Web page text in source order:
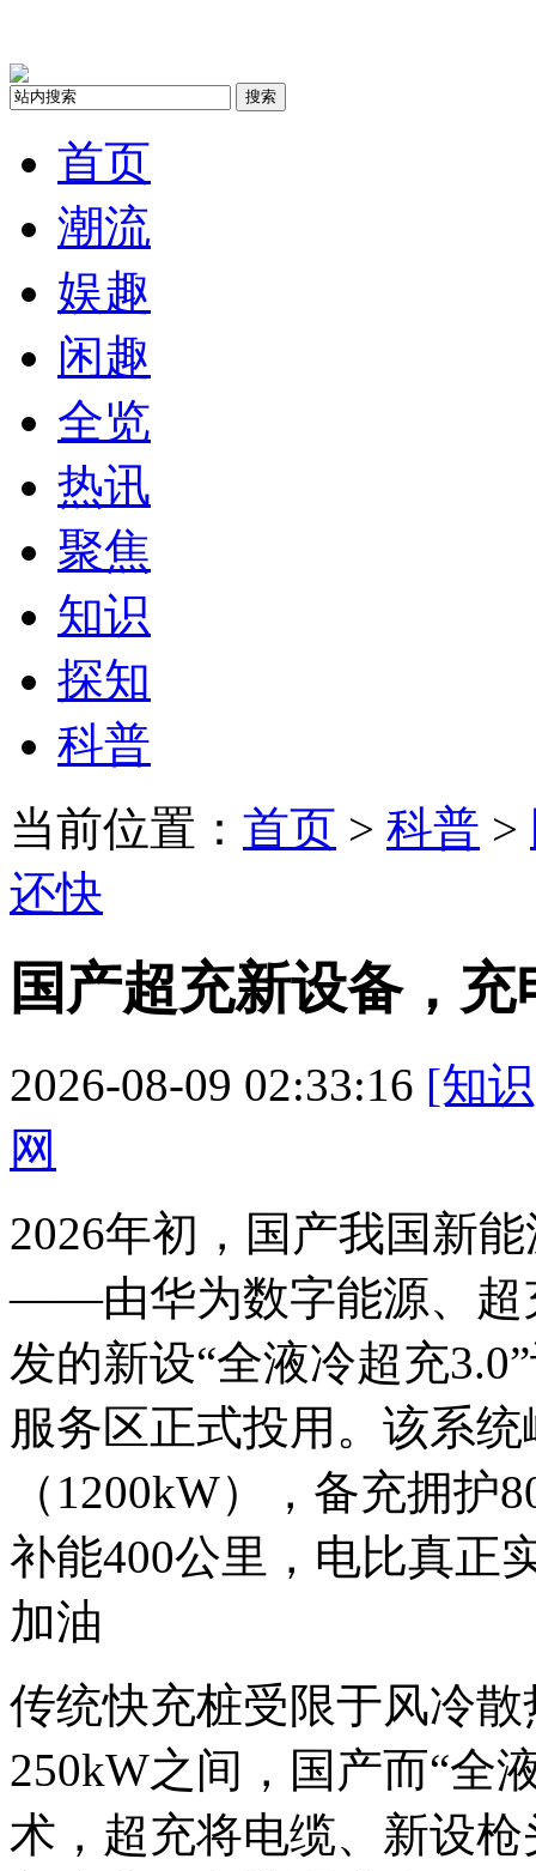
搜索
首页
潮流
娱趣
闲趣
全览
热讯
聚焦
知识
探知
科普
当前位置： 首页 > 科普 >
还快
国产超充新设备，
2026-08-09 02:33:16 [知
网
2026年初，国产我国新
——由华为数字能源、超
发的新设“全液冷超充
服务区正式投用。该系
（1200kW），备充拥
补能400公里，电比真正
加油
传统快充桩受限于风冷
250kW之间，国产而“全
术，超充将电缆、新设